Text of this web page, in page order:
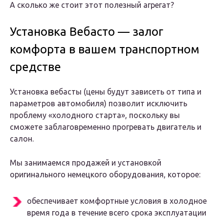
А сколько же стоит этот полезный агрегат?
Установка Вебасто — залог
комфорта в вашем транспортном
средстве
Установка вебасты (цены будут зависеть от типа и
параметров автомобиля) позволит исключить
проблему «холодного старта», поскольку вы
сможете заблаговременно прогревать двигатель и
салон.
Мы занимаемся продажей и установкой
оригинального немецкого оборудования, которое:
обеспечивает комфортные условия в холодное
время года в течение всего срока эксплуатации